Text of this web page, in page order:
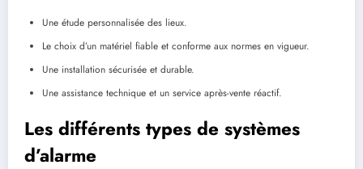
Une étude personnalisée des lieux.
Le choix d’un matériel fiable et conforme aux normes en vigueur.
Une installation sécurisée et durable.
Une assistance technique et un service après-vente réactif.
Les différents types de systèmes
d’alarme